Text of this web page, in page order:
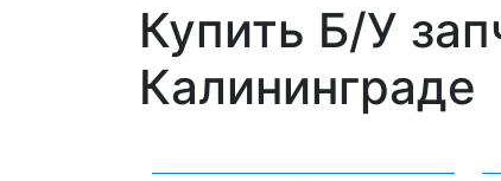
Купить Б/У
Калининграде